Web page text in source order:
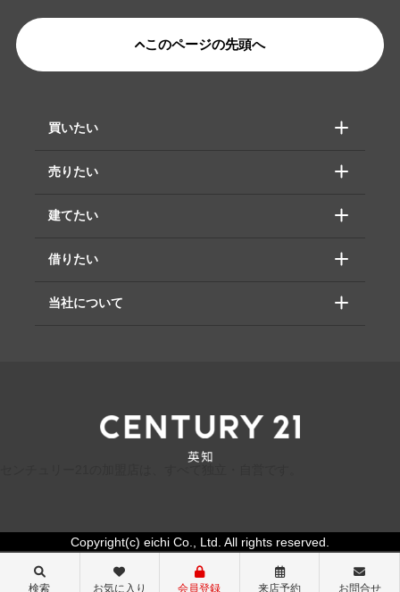
このページの先頭へ
買いたい
売りたい
建てたい
借りたい
当社について
Copyright(c) eichi Co., Ltd. All rights reserved.
検索 お気に入り 会員登録 来店予約 お問合せ